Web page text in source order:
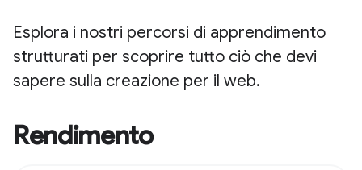
Esplora i nostri percorsi di apprendimento
strutturati per scoprire tutto ciò che devi
sapere sulla creazione per il web.
Rendimento